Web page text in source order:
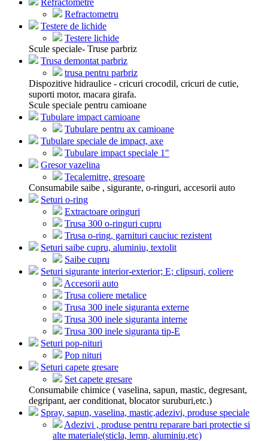
Refractometre
Refractometru
Testere de lichide
Testere lichide
Scule speciale- Truse parbriz
Trusa demontat parbriz
trusa pentru parbriz
Dispozitive hidraulice - cricuri crocodil, cricuri de cutie,
suporti motor, macara girafa.
Scule speciale pentru camioane
Tubulare impact camioane
Tubulare pentru ax camioane
Tubulare speciale de impact, axe
Tubulare impact speciale 1"
Gresor vazelina
Tecalemitre, gresoare
Consumabile saibe , sigurante, o-ringuri, accesorii auto
Seturi o-ring
Extractoare oringuri
Trusa 300 o-ringuri cupru
Trusa o-ring, garnituri cauciuc rezistent
Seturi saibe cupru, aluminiu, textolit
Saibe cupru
Seturi sigurante interior-exterior; E; clipsuri, coliere
Accesorii auto
Trusa coliere metalice
Trusa 300 inele siguranta externe
Trusa 300 inele siguranta interne
Trusa 300 inele siguranta tip-E
Seturi pop-nituri
Pop nituri
Seturi capete gresare
Set capete gresare
Consumabile chimice ( vaselina, sapun, mastic, degresant,
degripant, aer conditionat, blocator suruburi,etc.)
Spray, sapun, vaselina, mastic,adezivi, produse speciale
Adezivi , produse pentru reparare bari protectie si
alte materiale(sticla, lemn, aluminiu,etc)